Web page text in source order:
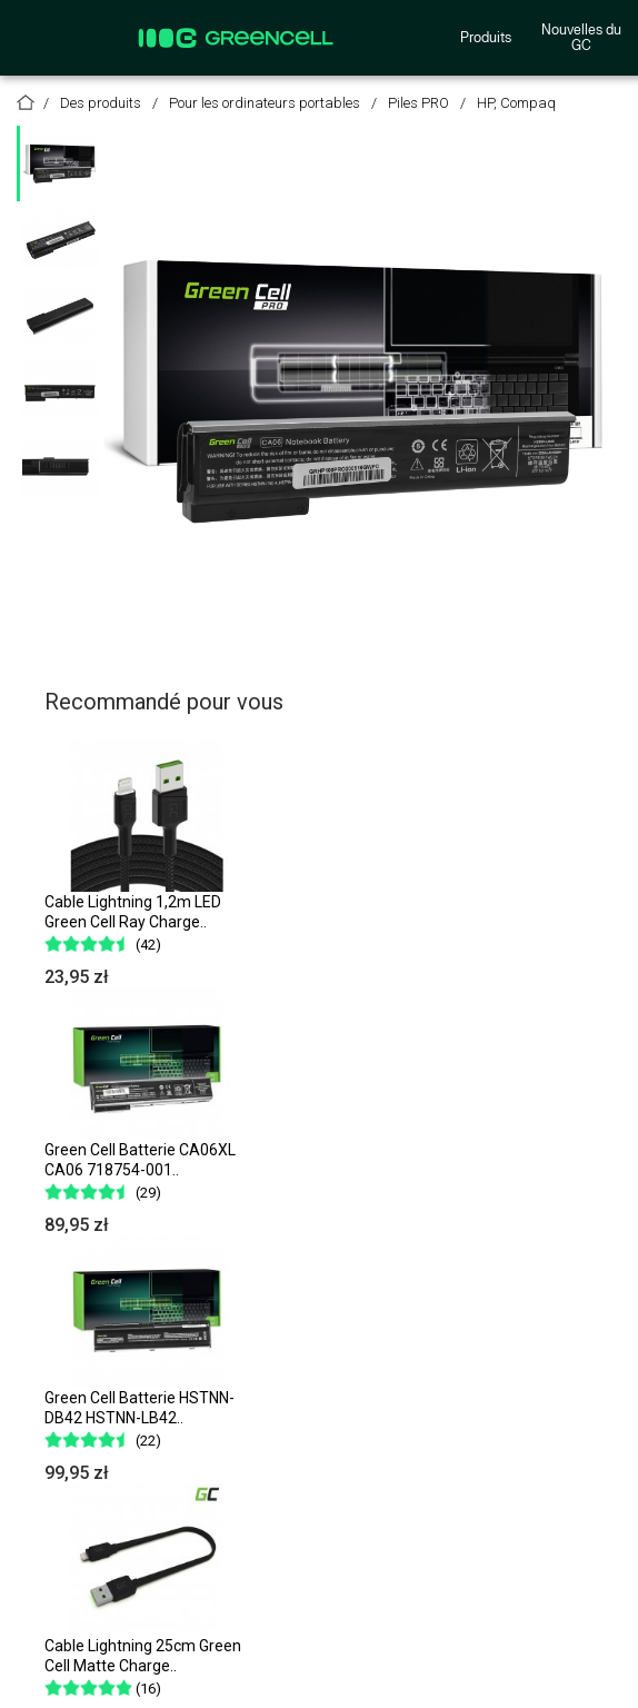
Produits
Nouvelles du
GC
Des produits Pour les ordinateurs portables Piles PRO HP, Compaq
Recommandé pour vous
Cable Lightning 1,2m LED
Green Cell Ray Charge..
(42)
23,95 zł
Green Cell Batterie CA06XL
CA06 718754-001..
(29)
89,95 zł
Green Cell Batterie HSTNN-
DB42 HSTNN-LB42..
(22)
99,95 zł
Cable Lightning 25cm Green
Cell Matte Charge..
(16)